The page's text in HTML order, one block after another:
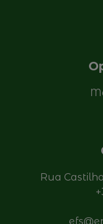
Rua